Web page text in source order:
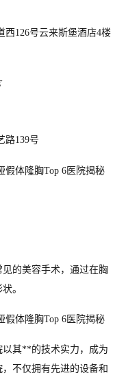
西126号云来斯堡酒店4楼
路139号
的美容手术，通过在胸
。
其**的技术实力，成为
不仅拥有先进的设备和